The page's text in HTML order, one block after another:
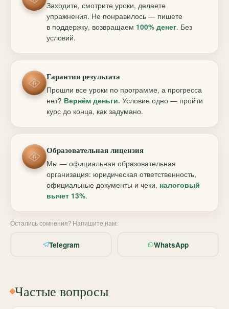
Заходите, смотрите уроки, делаете
упражнения. Не понравилось — пишете
в поддержку, возвращаем 100% денег. Без
условий.
Гарантия результата
Прошли все уроки по программе, а прогресса
нет? Вернём деньги. Условие одно — пройти
курс до конца, как задумано.
Образовательная лицензия
Мы — официальная образовательная
организация: юридическая ответственность,
официальные документы и чеки, налоговый
вычет 13%.
Остались сомнения? Напишите нам:
Telegram WhatsApp
Частые вопросы